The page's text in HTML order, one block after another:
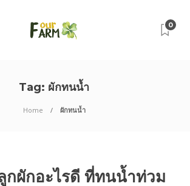
0
Tag: ผักทนน้ำ
Home ผักทนน้ำ
ผักอะไรดี ที่ทนน้ำท่วม